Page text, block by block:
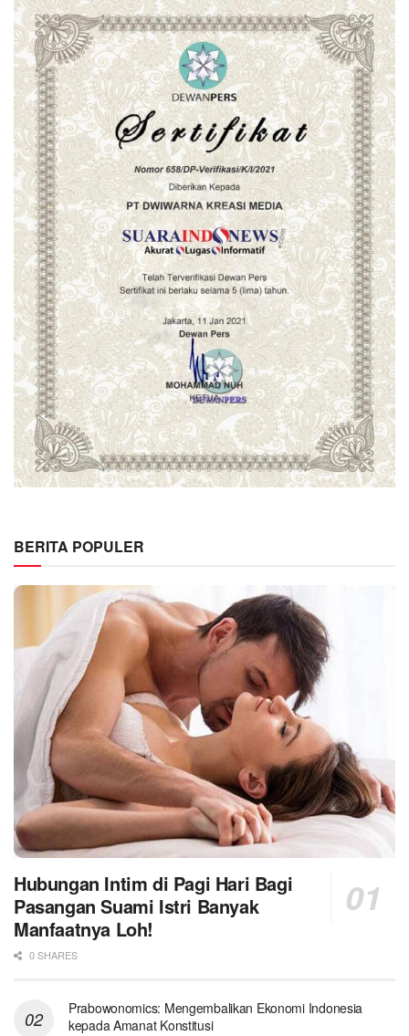
BERITA POPULER
Hubungan Intim di Pagi Hari Bagi
Pasangan Suami Istri Banyak
Manfaatnya Loh!
0 SHARES
Prabowonomics: Mengembalikan Ekonomi Indonesia
kepada Amanat Konstitusi